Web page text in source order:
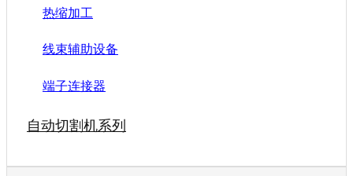
热缩加工
线束辅助设备
端子连接器
自动切割机系列